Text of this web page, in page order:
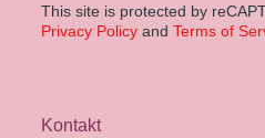
This site is protected by
Privacy Policyand Terms of
Kontakt